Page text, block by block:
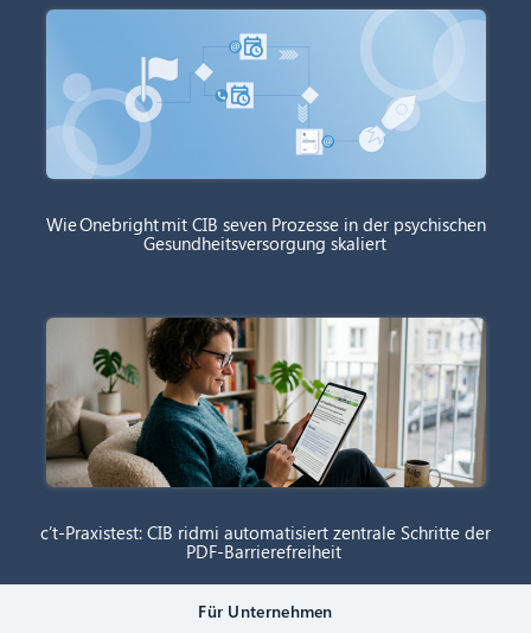
Wie Onebright mit CIB seven Prozesse in der psychischen
Gesundheitsversorgung skaliert
c’t-Praxistest: CIB ridmi automatisiert zentrale Schritte der
PDF-Barrierefreiheit
Für Unternehmen